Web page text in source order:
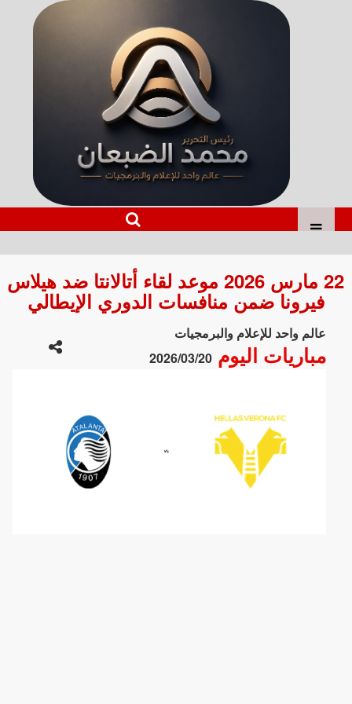
22 مارس 2026 موعد لقاء أتالانتا ضد هيلاس
فيرونا ضمن منافسات الدوري الإيطالي
عالم واحد للإعلام والبرمجيات
مباريات اليوم2026/03/20